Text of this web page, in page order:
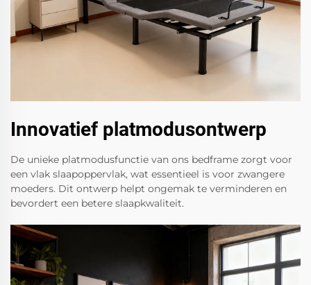
Innovatief platmodusontwerp
De unieke platmodusfunctie van ons bedframe zorgt voor
een vlak slaapoppervlak, wat essentieel is voor zwangere
moeders. Dit ontwerp helpt ongemak te verminderen en
bevordert een betere slaapkwaliteit.